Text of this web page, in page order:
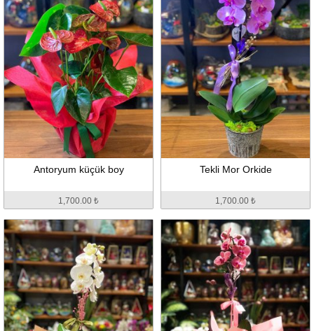
Antoryum küçük boy
1,700.00 ₺
Tekli Mor Orkide
1,700.00 ₺